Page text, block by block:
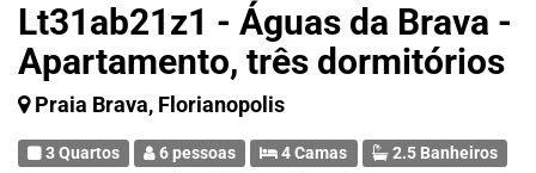
Lt31ab21z1 - Águas da Brava -
Apartamento, três dormitórios
Praia Brava, Florianopolis
3 Quartos 6 pessoas 4 Camas
2.5 Banheiros